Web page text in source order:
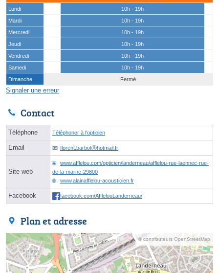
Lundi
10h - 19h
Mardi
10h - 19h
Mercredi
10h - 19h
Jeudi
10h - 19h
Vendredi
10h - 19h
Samedi
10h - 19h
Dimanche
Fermé
Signaler une erreur
Contact
Téléphone Téléphoner à l'opticien
Email florent.barbotⓐhotmail.fr
Site web
www.afflelou.com/opticien/landerneau/afflelou-rue-laennec-rue-
de-la-marne-29800
www.alainafflelou-acousticien.fr
Facebook facebook.com/AfflelouLanderneau/
Plan et adresse
© contributeurs OpenStreetMap